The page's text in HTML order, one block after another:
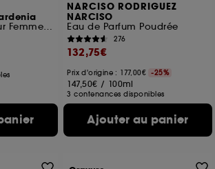
Eau de Parfum Pour Femme Florale et Fruitée
NARCISO RODRIGUEZ
NARCISO
Eau de Parfum Poudrée
276
132,75€
Prix d'origine : 177,00€ -25%
147,50€ / 100ml
3 contenances disponibles
Ajouter au panier